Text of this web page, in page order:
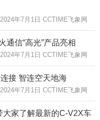
2024年7月1日 CCTIME飞象网
通信“高光”产品亮相
2024年7月1日 CCTIME飞象网
接 智连空天地海
2024年7月1日 CCTIME飞象网
家了解最新的C-V2X车